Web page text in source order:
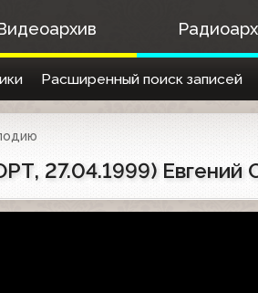
Расширенный поиск записей
27.04.1999)